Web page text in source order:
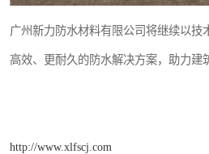
广州新力防水材料有限公司将继续以技
高效、更耐久的防水解决方案，助力建
http://www.xlfscj.com